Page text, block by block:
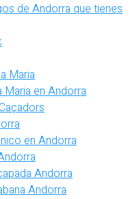
de Andorra que tienes
Maria
Maria en Andorra
en Andorra
Andorra
Andorra